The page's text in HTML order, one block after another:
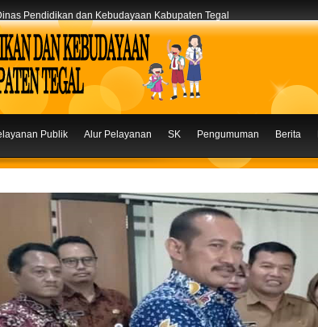
Pendidikan dan Kebudayaan Kabupaten Tegal
Publik Alur Pelayanan SK Pengumuman Berita